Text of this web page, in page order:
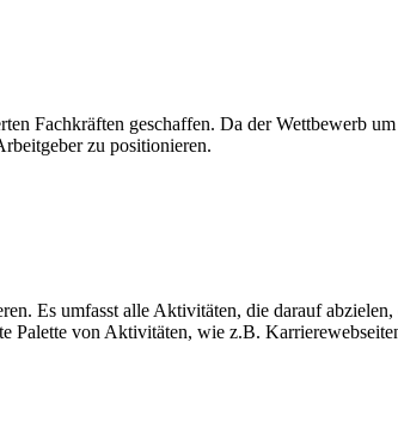
Fachkräften geschaffen. Da der Wettbewerb
zu positionieren.
Es umfasst alle Aktivitäten, die darauf abzielen,
Palette von Aktivitäten, wie z.B.